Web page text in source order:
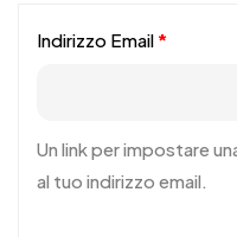
Indirizzo Email *
Un link per impostare
al tuo indirizzo email.